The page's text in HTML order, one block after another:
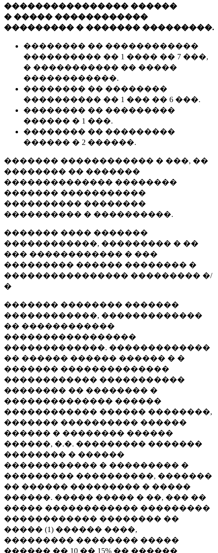
���������������� ������
� ����� ������������
��������� � ������� ���������.
�������� �� ������������
���������� �� 1 ���� �� 7 ���,
� ����������� �� �����
������������.
�������� �� ��������
���������� �� 1 ��� �� 6 ���.
�������� �� ���������
������ � 1 ���.
�������� �� ���������
������ � 2 ������.
������� ������������ � ���, ��
�������� �� �������
�������������� ��������
������� �����������
���������� ��������
���������� � ����������.
������� ���� �������
������������, ��������� � ��
��� ������������ � ���
��������� ������ �������� �
���������������� ��������� �/
�
������� �������� �������
������������, �������������
�� ������������
�����������������
�������������. �������������
�� ������ ������ ������ � �
������� ��������������
������������ �����������
�������� �� �������� �
�������������� ������
������������ ������ ��������,
������� ���������� ������
������ � �������� ������
������, �.�. ��������� �������
�������� � ������
������������ � ��������� �
��������� ����������, �������
�� ������ ��������� � �����
������. ����� ����� � ��, ��� ��
����� ������������ ���������
������������ �������� ��
����� (1) ������ ����,
��������� �������� �����
������ �� 10 �� 15% �� ������